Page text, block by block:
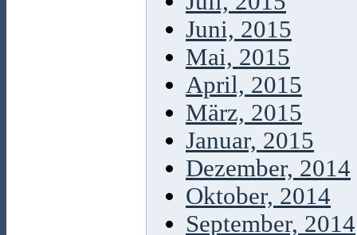
Juni, 2015
Mai, 2015
April, 2015
März, 2015
Januar, 2015
Dezember, 2014
Oktober, 2014
September, 2014